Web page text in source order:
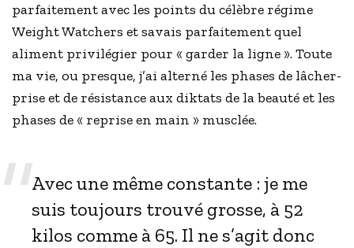
parfaitement avec les points du célèbre régime
Weight Watchers et savais parfaitement quel
aliment privilégier pour « garder la ligne ». Toute
ma vie, ou presque, j’ai alterné les phases de lâcher-
prise et de résistance aux diktats de la beauté et les
phases de « reprise en main » musclée.
Avec une même constante : je me
suis toujours trouvé grosse, à 52
kilos comme à 65. Il ne s’agit donc